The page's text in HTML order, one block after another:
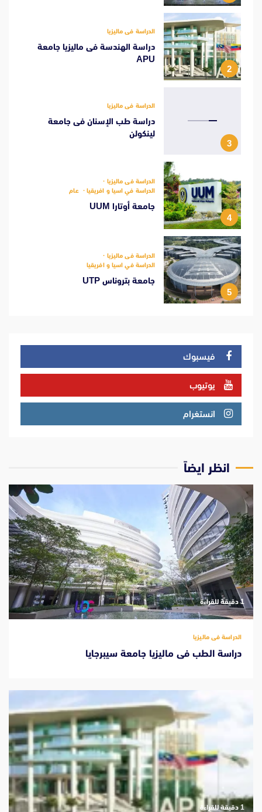
2
الدراسة فى ماليزيا
دراسة الهندسة فى ماليزيا جامعة
APU
3
الدراسة فى ماليزيا
دراسة طب الإسنان فى جامعة
لينكولن
4
الدراسة فى ماليزيا
الدراسة في اسيا و افريقيا
عام
جامعة أوتارا UUM
5
الدراسة فى ماليزيا
الدراسة في اسيا و افريقيا
جامعة بتروناس UTP
فيسبوك
يوتيوب
انستغرام
انظر ايضاً
‫1 دقيقة للقراءة
الدراسة فى ماليزيا
دراسة الطب فى ماليزيا جامعة سيبرجايا
‫1 دقيقة للقراءة